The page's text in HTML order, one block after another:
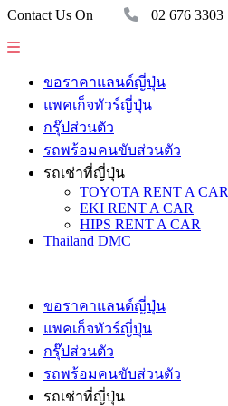
Contact Us On 02 676 3303
ขอราคาแลนด์ญี่ปุ่น
แพคเก็จทัวร์ญี่ปุ่น
กรุ๊ปส่วนตัว
รถพร้อมคนขับส่วนตัว
รถเช่าที่ญี่ปุ่น
TOYOTA RENT A CAR
EKI RENT A CAR
HIPS RENT A CAR
Thailand DMC
ขอราคาแลนด์ญี่ปุ่น
แพคเก็จทัวร์ญี่ปุ่น
กรุ๊ปส่วนตัว
รถพร้อมคนขับส่วนตัว
รถเช่าที่ญี่ปุ่น